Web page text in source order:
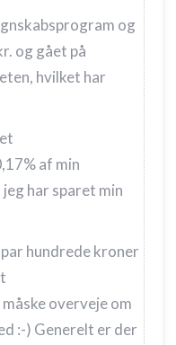
og
og gået på
hvilket har
af min
har sparet min
hundrede kroner
overveje om
:-) Generelt er der